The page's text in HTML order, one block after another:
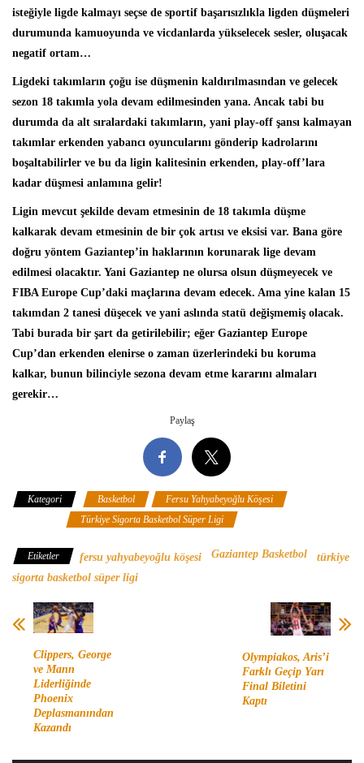
isteğiyle ligde kalmayı seçse de sportif başarısızlıkla ligden düşmeleri
durumunda kamuoyunda ve vicdanlarda yükselecek sesler, oluşacak
negatif ortam…
Ligdeki takımların çoğu ise düşmenin kaldırılmasından ve gelecek
sezon 18 takımla yola devam edilmesinden yana. Ancak tabi bu
durumda da alt sıralardaki takımların, yani play-off şansı kalmayan
takımlar erkenden yabancı oyuncularını gönderip kadrolarını
boşaltabilirler ve bu da ligin kalitesinin erkenden, play-off’lara
kadar düşmesi anlamına gelir!
Ligin mevcut şekilde devam etmesinin de 18 takımla düşme
kalkarak devam etmesinin de bir çok artısı ve eksisi var. Bana göre
doğru yöntem Gaziantep’in haklarının korunarak lige devam
edilmesi olacaktır. Yani Gaziantep ne olursa olsun düşmeyecek ve
FIBA Europe Cup’daki maçlarına devam edecek. Ama yine kalan 15
takımdan 2 tanesi düşecek ve yani aslında statü değişmemiş olacak.
Tabi burada bir şart da getirilebilir; eğer Gaziantep Europe
Cup’dan erkenden elenirse o zaman üzerlerindeki bu koruma
kalkar, bunun bilinciyle sezona devam etme kararını almaları
gerekir…
Paylaş
Kategori Basketbol Fersu Yahyabeyoğlu Köşesi
Türkiye Sigorta Basketbol Süper Ligi
Etiketler fersu yahyabeyoğlu köşesi Gaziantep Basketbol
türkiye
sigorta basketbol süper ligi
Clippers, George
ve Mann
Liderliğinde
Phoenix
Deplasmanından
Kazandı
Olympiakos, Aris’i
Farklı Geçip Yarı
Final Biletini
Kaptı